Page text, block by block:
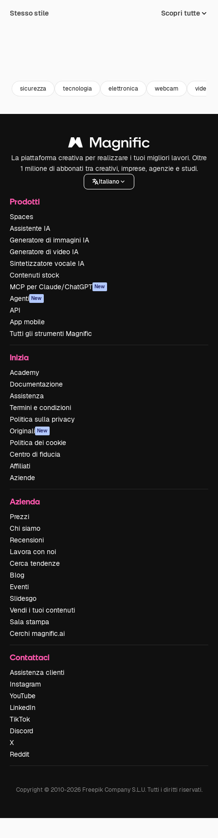
Stesso stile Scopri tutte
sicurezza tecnologia elettronica webcam
La piattaforma creativa per realizzare i tuoi migliori lavori. Oltre
1 milione di abbonati tra creativi, imprese, agenzie e studi.
Italiano
Prodotti
Spaces
Assistente IA
Generatore di immagini IA
Generatore di video IA
Sintetizzatore vocale IA
Contenuti stock
MCP per Claude/ChatGPT New
Agenti New
API
App mobile
Tutti gli strumenti Magnific
Inizia
Academy
Documentazione
Assistenza
Termini e condizioni
Politica sulla privacy
Originali New
Politica dei cookie
Centro di fiducia
Affiliati
Aziende
Azienda
Prezzi
Chi siamo
Recensioni
Lavora con noi
Cerca tendenze
Blog
Eventi
Slidesgo
Vendi i tuoi contenuti
Sala stampa
Cerchi magnific.ai
Contattaci
Assistenza clienti
Instagram
YouTube
LinkedIn
TikTok
Discord
X
Reddit
Copyright © 2010-2026Freepik Company S.L.U. Tutti i diritti riservati.